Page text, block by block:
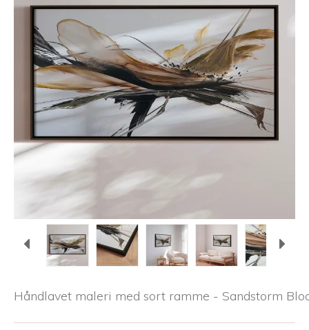
Håndlavet maleri med sort ramme - Sandstorm